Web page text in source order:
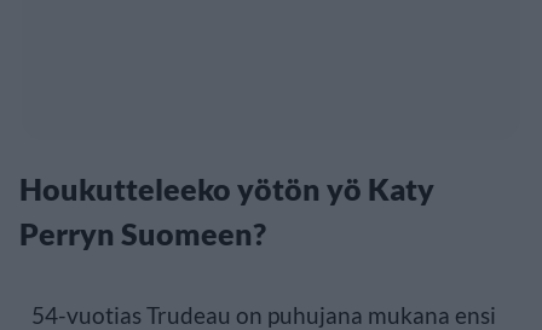
Houkutteleeko yötön yö Katy
Perryn Suomeen?
54-vuotias Trudeau on puhujana mukana ensi